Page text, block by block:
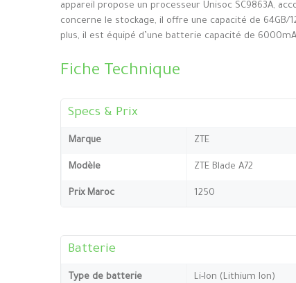
appareil propose un processeur Unisoc SC9863A,
concerne le stockage, il offre une capacité de
plus, il est équipé d’une batterie capacité de
Fiche Technique
Specs & Prix
Marque ZTE
Modèle ZTE Blade A72
Prix Maroc 1250
Batterie
Type de batterie Li-Ion (Lithium Ion)